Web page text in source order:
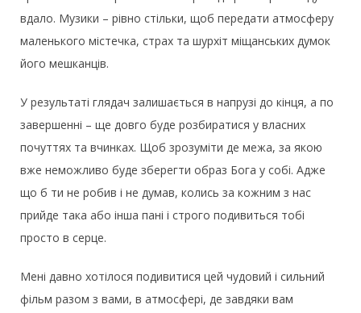
вдало. Музики – рівно стільки, щоб передати атмосферу
маленького містечка, страх та шурхіт міщанських думок
його мешканців.
У результаті глядач залишається в напрузі до кінця, а по
завершенні – ще довго буде розбиратися у власних
почуттях та вчинках. Щоб зрозуміти де межа, за якою
вже неможливо буде зберегти образ Бога у собі. Адже
що б ти не робив і не думав, колись за кожним з нас
прийде така або інша пані і строго подивиться тобі
просто в серце.
Мені давно хотілося подивитися цей чудовий і сильний
фільм разом з вами, в атмосфері, де завдяки вам